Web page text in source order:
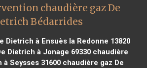
chaudière gaz De
Bédarrides
Dietrich à Ensuès la Redonne 13820
Dietrich à Jonage 69330 chaudière
à Seysses 31600 chaudière gaz De